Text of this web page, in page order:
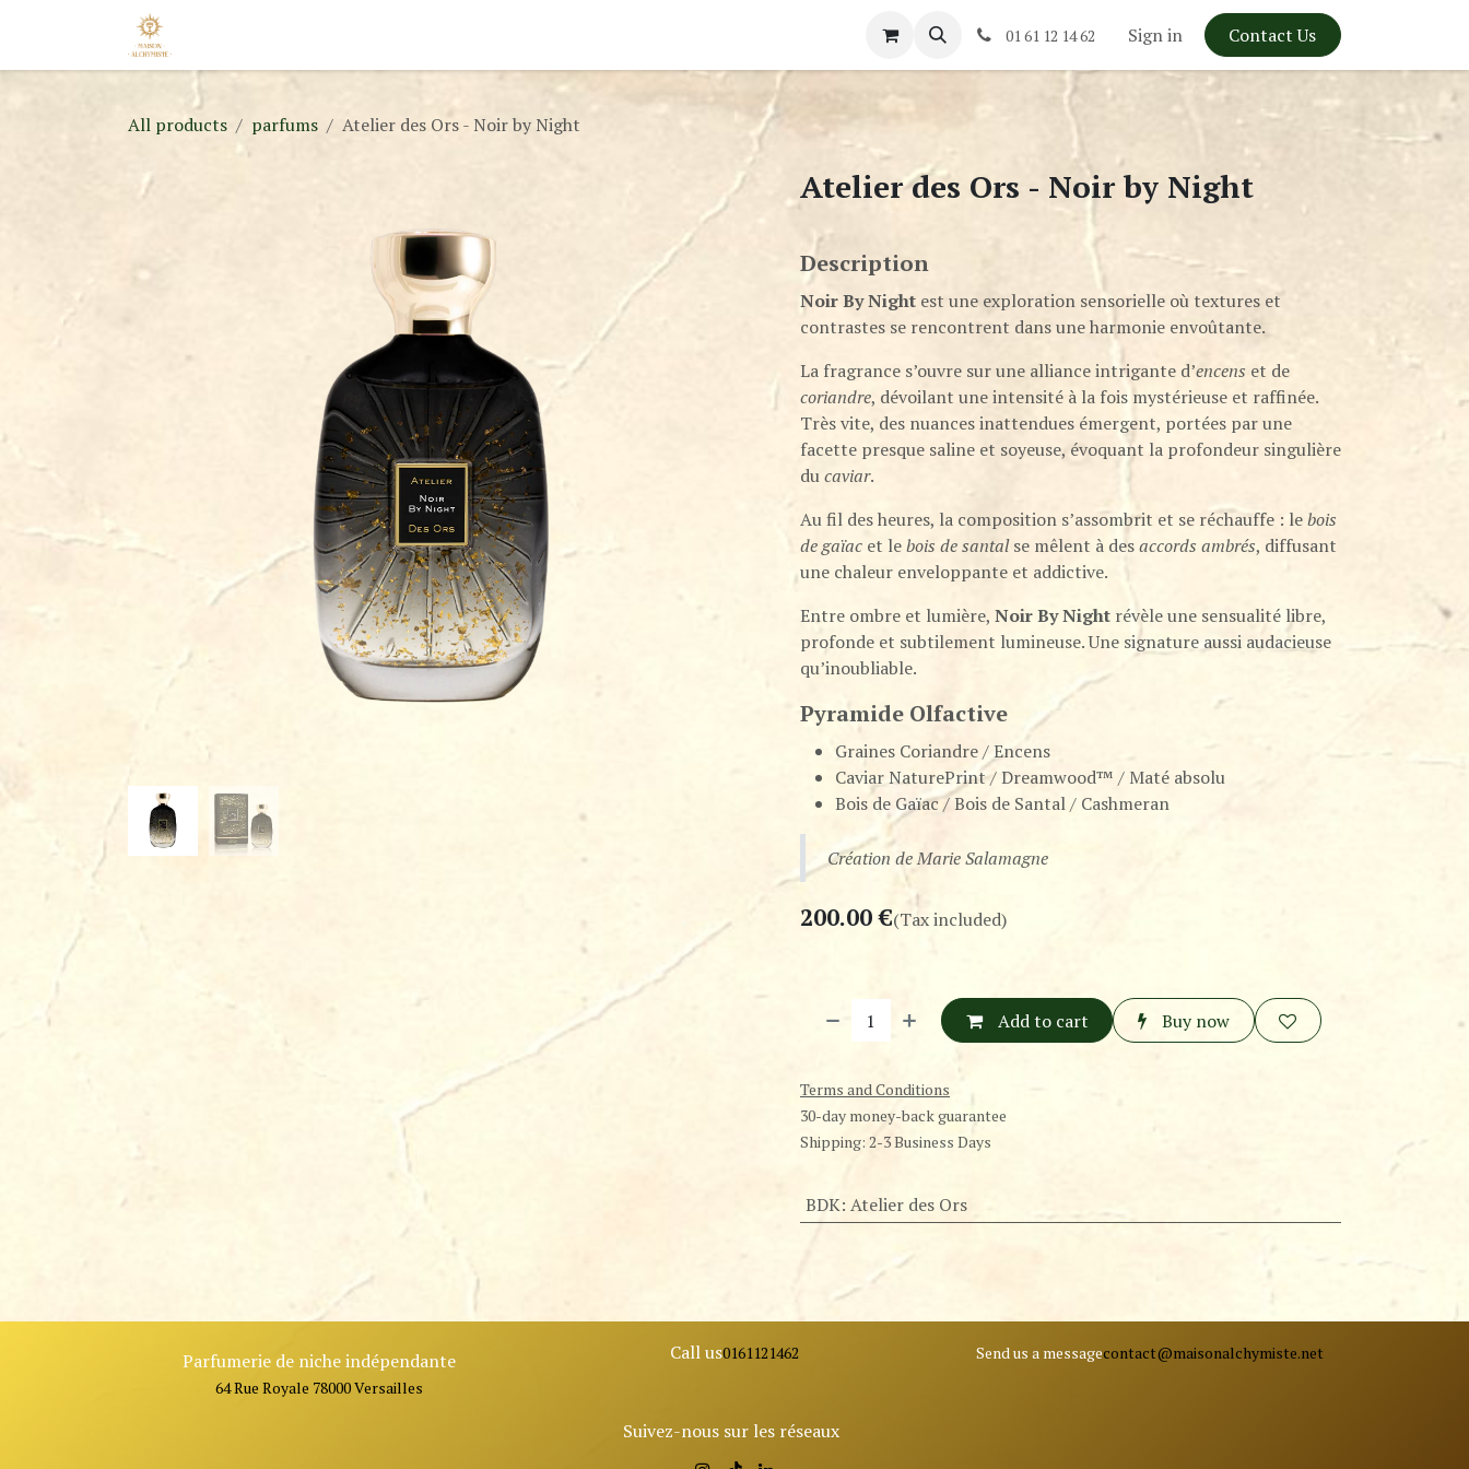
01 61 12 14 62 Sign in Contact Us
All products parfums Atelier des Ors - Noir by Night
Atelier des Ors - Noir by Night
Description
Noir By Night est une exploration sensorielle où textures et
contrastes se rencontrent dans une harmonie envoûtante.
La fragrance s’ouvre sur une alliance intrigante d’encens et de
coriandre, dévoilant une intensité à la fois mystérieuse et raffinée.
Très vite, des nuances inattendues émergent, portées par une
facette presque saline et soyeuse, évoquant la profondeur singulière
ducaviar.
Au fil des heures, la composition s’assombrit et se réchauffe : lebois
de gaïac et lebois de santalse mêlent à desaccords ambrés, diffusant
une chaleur enveloppante et addictive.
Entre ombre et lumière, Noir By Night révèle une sensualité libre,
profonde et subtilement lumineuse. Une signature aussi audacieuse
qu’inoubliable.
Pyramide Olfactive
Graines Coriandre / Encens
Caviar NaturePrint / Dreamwood™ / Maté absolu
Bois de Gaïac / Bois de Santal / Cashmeran
Création de Marie Salamagne
200.00€(Tax included)
Add to cart Buy now
Terms and Conditions
30-day money-back guarantee
Shipping: 2-3 Business Days
BDK: Atelier des Ors
Parfumerie de niche indépendante
64 Rue Royale 78000 Versailles
Call us0161121462 Send us a messagecontact@maisonalchymiste.net
Suivez-nous sur les réseaux